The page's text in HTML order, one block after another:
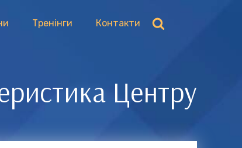
Тренінги Контакти
Центру